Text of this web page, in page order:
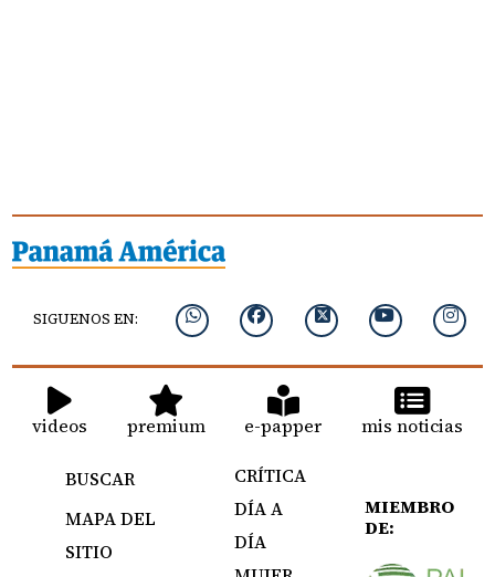
SIGUENOS EN:
videos premium e-papper mis noticias
BUSCAR
MAPA DEL
SITIO
CRÍTICA
DÍA A
DÍA
MIEMBRO
DE: